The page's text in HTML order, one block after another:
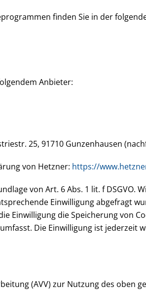
finden Sie in der
Anbieter:
25, 91710 Gunzenhausen
von Hetzner: https://
von Art. 6 Abs. 1 lit. f
Einwilligung abgefragt
Einwilligung die Speicherung
Die Einwilligung ist jederzeit
(AVV) zur Nutzung des oben